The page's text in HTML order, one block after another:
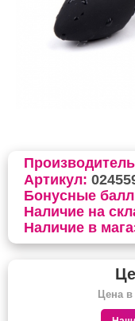
Артикул:
Бонусные
Наличие на
Наличие в
Цена в